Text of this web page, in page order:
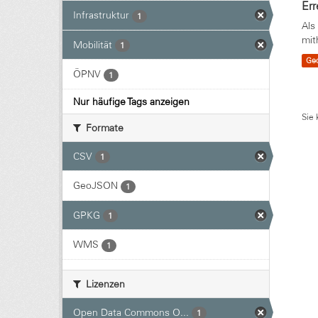
Infrastruktur 1
Mobilität 1
ÖPNV 1
Nur häufige Tags anzeigen
Formate
CSV 1
GeoJSON 1
GPKG 1
WMS 1
Lizenzen
Open Data Commons O... 1
Sie